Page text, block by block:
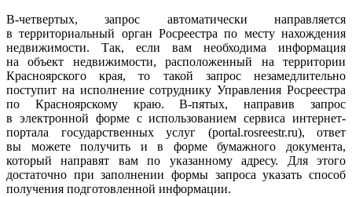
В-четвертых, запрос автоматически направляется
в территориальный орган Росреестра по месту нахождения
недвижимости. Так, если вам необходима информация
на объект недвижимости, расположенный на территории
Красноярского края, то такой запрос незамедлительно
поступит на исполнение сотруднику Управления Росреестра
по Красноярскому краю. В-пятых, направив запрос
в электронной форме с использованием сервиса интернет-
портала государственных услуг (portal.rosreestr.ru), ответ
вы можете получить и в форме бумажного документа,
который направят вам по указанному адресу. Для этого
достаточно при заполнении формы запроса указать способ
получения подготовленной информации.